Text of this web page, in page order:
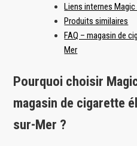
Liens internes Magic
Produits similaires
FAQ – magasin de
Mer
Pourquoi choisir
magasin de cigarette
sur-Mer ?